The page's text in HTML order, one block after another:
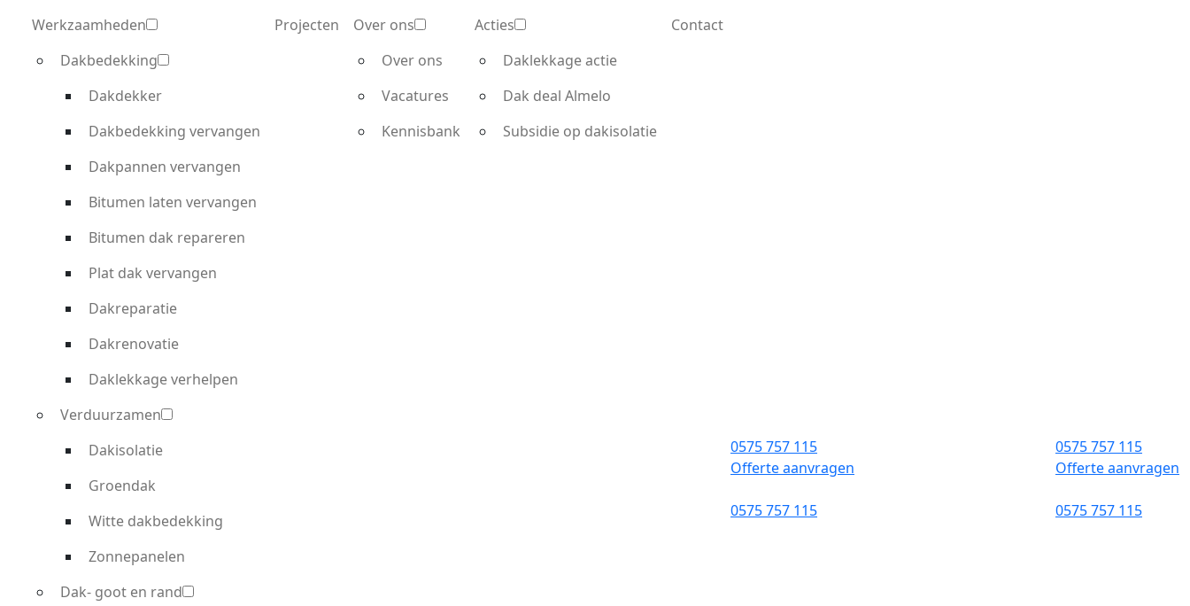
Werkzaamheden
Dakbedekking
Dakdekker
Dakbedekking vervangen
Dakpannen vervangen
Bitumen laten vervangen
Bitumen dak repareren
Plat dak vervangen
Dakreparatie
Dakrenovatie
Daklekkage verhelpen
Verduurzamen
Dakisolatie
Groendak
Witte dakbedekking
Zonnepanelen
Dak- goot en rand
Projecten
Over ons
Over ons
Vacatures
Kennisbank
Acties
Daklekkage actie
Dak deal Almelo
Subsidie op dakisolatie
Contact
0575 757 115
Offerte aanvragen
0575 757 115
0575 757 115
Offerte aanvragen
0575 757 115